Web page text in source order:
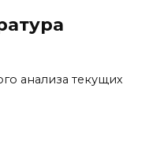
анализа текущих